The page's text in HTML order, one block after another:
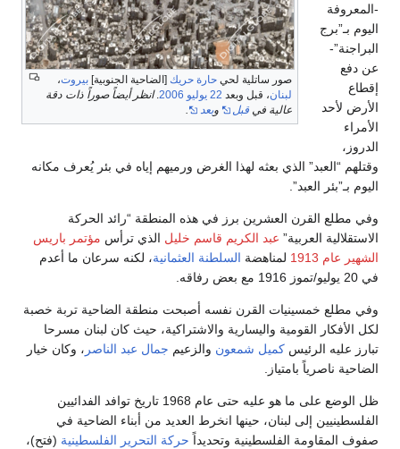
صور ساتلية لحي حارة حريك [الضاحية الجنوبية] بيروت،
لبنان، قبل وبعد 22 يوليو 2006
.انظر أيضاً صوراً ذات دقة
عالية في قبل وبعد .
-المعروفة
اليوم بـ”برج
البراجنة”-
عن دفع
إقطاع
الأرض لأحد
الأمراء
الدروز،
وقتلهم “العبد” الذي بعثه لهذا الغرض ورميهم إياه في بئر يُعرف مكانه
اليوم بـ”بئر العبد”.
وفي مطلع القرن العشرين برز في هذه المنطقة “رائد الحركة
الاستقلالية العربية” عبد الكريم قاسم خليل الذي ترأس مؤتمر باريس
الشهير عام 1913
لمناهضة السلطنة العثمانية، لكنه سرعان ما أعدم
في 20 يوليو/تموز 1916 مع بعض رفاقه.
وفي مطلع خمسينيات القرن نفسه أصبحت منطقة الضاحية تربة خصبة
لكل الأفكار القومية واليسارية والاشتراكية، حيث كان لبنان مسرحا
تبارز عليه الرئيس كميل شمعون والزعيم جمال عبد الناصر ، وكان خيار
الضاحية ناصرياً بامتياز.
ظل الوضع على ما هو عليه حتى عام 1968 تاريخ توافد الفدائيين
الفلسطينيين إلى لبنان، حينها انخرط العديد من أبناء الضاحية في
صفوف المقاومة الفلسطينية وتحديداً حركة التحرير الفلسطينية (فتح)،